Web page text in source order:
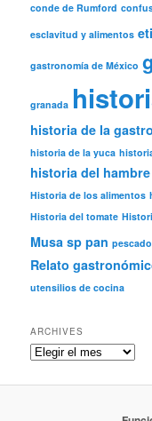
conde de Rumford
esclavitud y alimentos
gastronomía de México
granada
historia de la
historia de la yuca
historia del
Historia de los alimentos
Historia del tomate
Musa sp pan
Relato
utensilios de cocina
ARCHIVES
Archives